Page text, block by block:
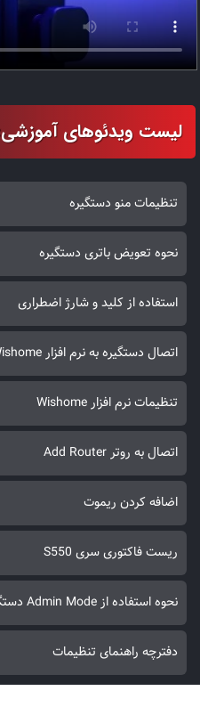
تنظیمات منو دستگیره
نحوه تعویض باتری دستگیره
استفاده از کلید و شارژ اضطراری
اتصال دستگیره به نرم افزار Wishome
تنظیمات نرم افزار Wishome
اتصال به روتر Add Router
اضافه کردن ریموت
ریست فاکتوری سری S550
نحوه استفاده از Admin Mode دستگیره
دفترچه راهنمای تنظیمات